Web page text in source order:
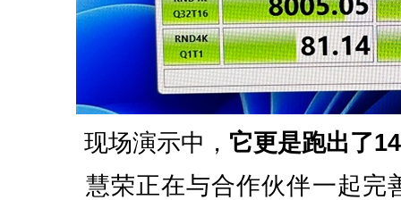
现场演示中， 它更是跑出了
慧荣正在与合作伙伴一起完